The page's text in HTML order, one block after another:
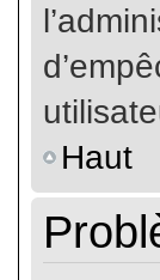
Haut